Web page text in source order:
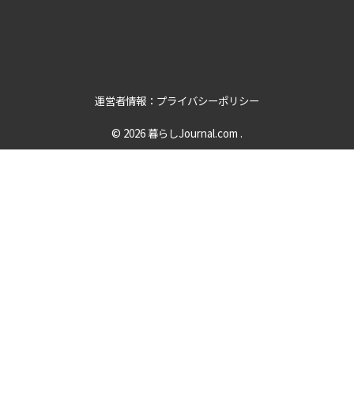
運営者情報：プライバシーポリシー
© 2026 暮らしJournal.com .